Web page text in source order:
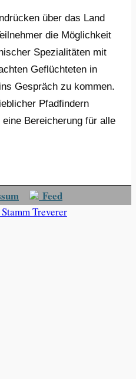
über das Land
die Möglichkeit
Spezialitäten mit
Geflüchteten in
Gespräch zu kommen.
Pfadfindern
Bereicherung für alle
Feed